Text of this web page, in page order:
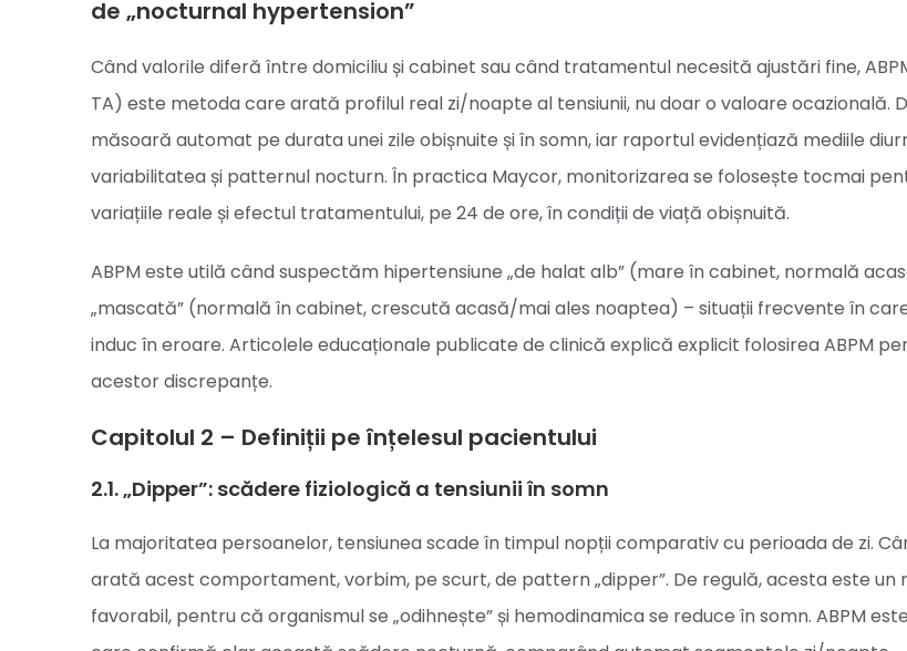
de „nocturnal hypertension”
Când valorile diferă între domiciliu și cabinet sau când tratamentul necesită ajustări fine,
TA) este metoda care arată profilul real zi/noapte al tensiunii, nu doar o valoare ocazională.
măsoară automat pe durata unei zile obișnuite și în somn, iar raportul evidențiază mediile
variabilitatea și patternul nocturn. În practica Maycor, monitorizarea se folosește tocmai
variațiile reale și efectul tratamentului, pe 24 de ore, în condiții de viață obișnuită.
ABPM este utilă când suspectăm hipertensiune „de halat alb” (mare în cabinet, normală
„mascată” (normală în cabinet, crescută acasă/mai ales noaptea) – situații frecvente în
induc în eroare. Articolele educaționale publicate de clinică explică explicit folosirea ABPM
acestor discrepanțe.
Capitolul 2 – Definiții pe înțelesul pacientului
2.1. „Dipper”: scădere fiziologică a tensiunii în somn
La majoritatea persoanelor, tensiunea scade în timpul nopții comparativ cu perioada de zi.
arată acest comportament, vorbim, pe scurt, de pattern „dipper”. De regulă, acesta este un
favorabil, pentru că organismul se „odihnește” și hemodinamica se reduce în somn. ABPM